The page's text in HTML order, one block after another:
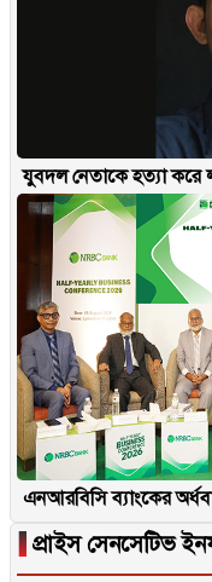
যুবদল নেতাকে হত্যা করে
এনআরবিসি ব্যাংকের
▐ প্রাইস সেনসেটিভ